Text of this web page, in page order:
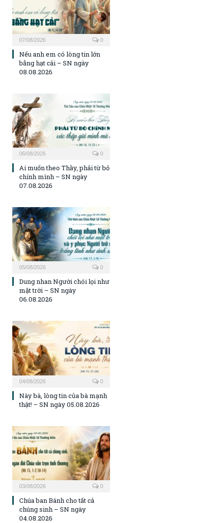
07/08/2026 0
Nếu anh em có lòng tin lớn
bằng hạt cải – SN ngày
08.08.2026
06/08/2026 0
Ai muốn theo Thầy, phải từ bỏ
chính mình – SN ngày
07.08.2026
05/08/2026 0
Dung nhan Người chói lọi như
mặt trời – SN ngày
06.08.2026
04/08/2026 0
Này bà, lòng tin của bà mạnh
thật! – SN ngày 05.08.2026
03/08/2026 0
Chúa ban Bánh cho tất cả
chúng sinh – SN ngày
04.08.2026